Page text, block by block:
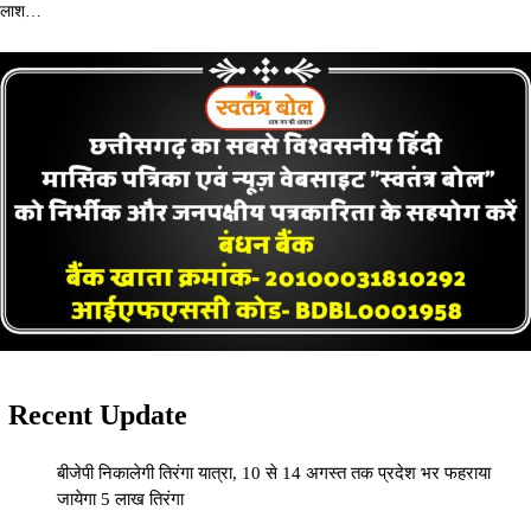
लाश…
Recent Update
बीजेपी निकालेगी तिरंगा यात्रा, 10 से 14 अगस्त तक प्रदेश भर फहराया
जायेगा 5 लाख तिरंगा